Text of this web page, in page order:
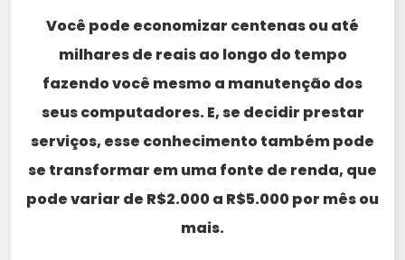
Você pode economizar centenas ou até
milhares de reais ao longo do tempo
fazendo você mesmo a manutenção dos
seus computadores. E, se decidir prestar
serviços, esse conhecimento também pode
se transformar em uma fonte de renda, que
pode variar de R$2.000 a R$5.000 por mês ou
mais.